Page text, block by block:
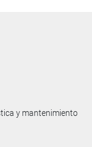
y mantenimiento